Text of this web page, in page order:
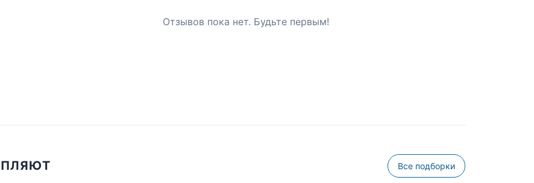
Отзывов пока нет. Будьте первым!
Все подборки